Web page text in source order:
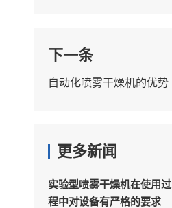
下一条
自动化喷雾干燥机的优势
更多新闻
实验型喷雾干燥机在使用过
程中对设备有严格的要求